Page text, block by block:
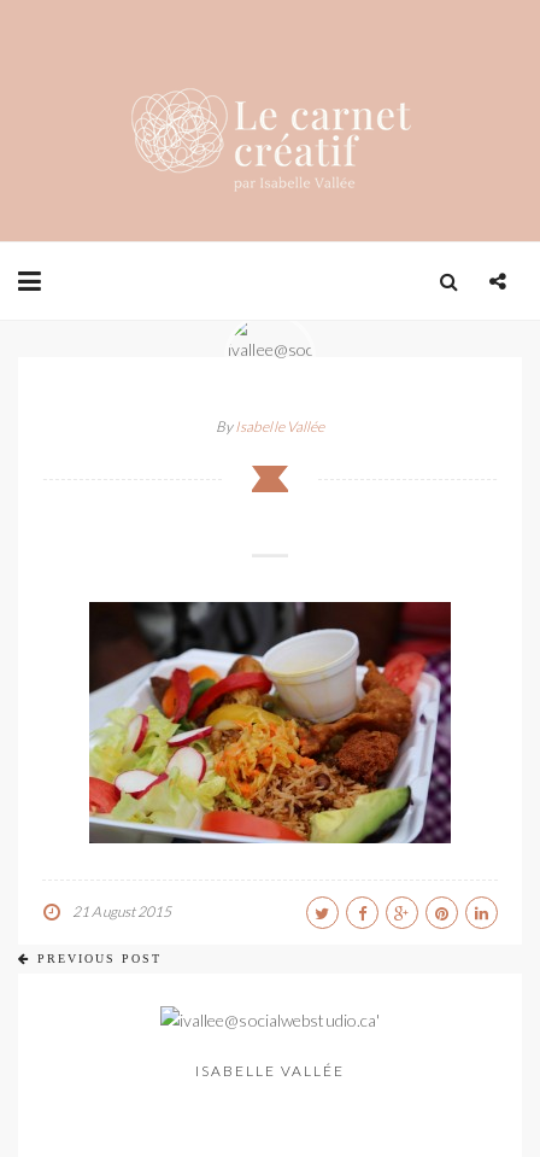
ByIsabelle Vallée
21 August 2015
PREVIOUS POST
ISABELLE VALLÉE